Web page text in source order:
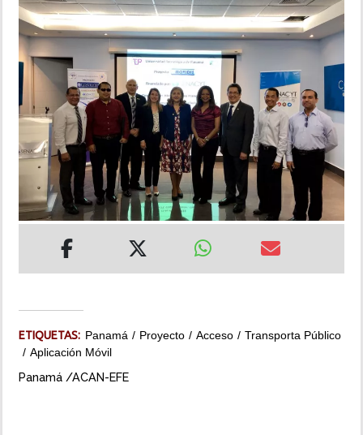
DEPORTES
MUNDO
INSÓLITAS
MULTIMEDIA
IMPRESO
ETIQUETAS: Panamá Proyecto Acceso
Transporta Público
Aplicación Móvil
Panamá /ACAN-EFE